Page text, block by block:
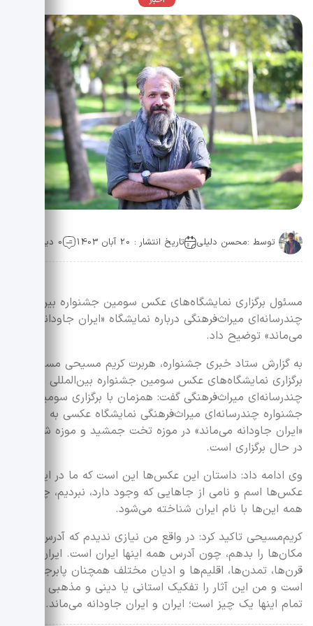
توسط :محسن دلیلی تاریخ انتشار : 20 آبان 1403 0 دیدگاه
مسئول برگزاری نمایشگاه‌های عکس سومین جشنواره بین‌المللی
چندرسانه‌ای میراث‌فرهنگی درباره نمایشگاه «ایران جاودانه
می‌ماند» توضیح داد.
به گزارش ستاد خبری جشنواره، هربرت کریم مسیحی مسئول
برگزاری نمایشگاه‌های عکس سومین جشنواره بین‌المللی
چندرسانه‌ای میراث‌فرهنگی گفت: همزمان با برگزاری سومین
جشنواره چندرسانه‌ای میراث‌فرهنگی نمایشگاه عکسی به نام
«ایران جاودانه می‌ماند» در موزه تخت جمشید و موزه شاهچراغ
در حال برگزاری است.
وی ادامه داد: داستان این عکس‌ها این است که ما در این
عکس‌ها اسم و نامی از جاهایی که وجود دارد، نبردیم، چون
همه این‌ها با نام ایران شناخته می‌شود.
کریم‌مسیحی تاکید کرد: در واقع من نیازی ندیدم که آدرس این
مکان‌ها را بدهم، چون آدرس همه اینها ایران است. ایران در
قرن‌ها، تمدن‌ها، اقلیم‌ها و ادیان مختلف همچنان پابرجا مانده
است و من این آثار را تفکیک استانی یا دینی و مذهبی نکردم.
تمام اینها یک چیز است؛ ایران و ایران جاودانه می‌ماند.